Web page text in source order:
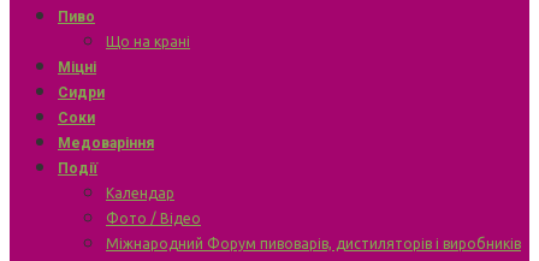
Пиво
Що на крані
Міцні
Сидри
Соки
Медоваріння
Події
Календар
Фото / Відео
Міжнародний Форум пивоварів, дистиляторів і виробників